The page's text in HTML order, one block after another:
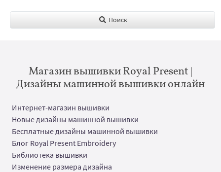
Поиск
Магазин вышивки Royal Present |
Дизайны машинной вышивки онлайн
Интернет-магазин вышивки
Новые дизайны машинной вышивки
Бесплатные дизайны машинной вышивки
Блог Royal Present Embroidery
Библиотека вышивки
Изменение размера дизайна